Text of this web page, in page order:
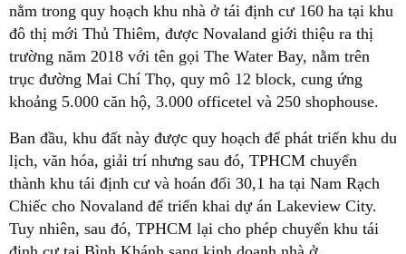
nằm trong quy hoạch khu nhà ở tái định cư 160 ha tại khu
đô thị mới Thủ Thiêm, được Novaland giới thiệu ra thị
trường năm 2018 với tên gọi The Water Bay, nằm trên
trục đường Mai Chí Thọ, quy mô 12 block, cung ứng
khoảng 5.000 căn hộ, 3.000 officetel và 250 shophouse.
Ban đầu, khu đất này được quy hoạch để phát triển khu du
lịch, văn hóa, giải trí nhưng sau đó, TPHCM chuyển
thành khu tái định cư và hoán đổi 30,1 ha tại Nam Rạch
Chiếc cho Novaland để triển khai dự án Lakeview City.
Tuy nhiên, sau đó, TPHCM lại cho phép chuyển khu tái